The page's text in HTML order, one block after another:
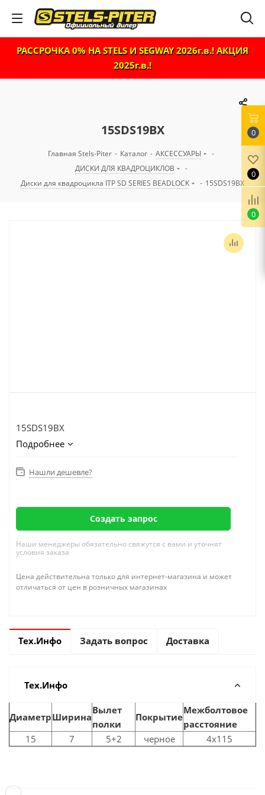
РАССРОЧКА 0% НА STELS И SEGWAY 2026г.в.! АКЦИЯ
2025г.в.!
15SDS19BX
Главная Stels-Piter - Каталог - АКСЕССУАРЫ
-
ДИСКИ ДЛЯ КВАДРОЦИКЛОВ
-
Диски для квадроцикла ITP SD SERIES BEADLOCK
- 15SDS19BX
15SDS19BX
Подробнее
Нашли дешевле?
Создать запрос
Наши менеджеры обязательно свяжутся с вами и уточнят
условия заказа
Цена действительна только для интернет-магазина и может
отличаться от цен в розничных магазинах
Тех.Инфо Задать вопрос Доставка
Тех.Инфо
ДиаметрШирина
Вылет
полки
Покрытие
Межболтовое
расстояние
15
7 5+2 черное 4x115
0
0
0